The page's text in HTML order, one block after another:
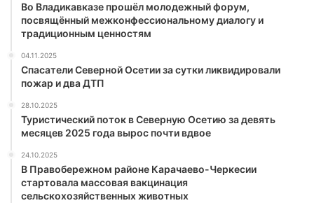
Во Владикавказе прошёл молодежный форум,
посвящённый межконфессиональному диалогу и
традиционным ценностям
04.11.2025
Спасатели Северной Осетии за сутки ликвидировали
пожар и два ДТП
28.10.2025
Туристический поток в Северную Осетию за девять
месяцев 2025 года вырос почти вдвое
24.10.2025
В Правобережном районе Карачаево-Черкесии
стартовала массовая вакцинация
сельскохозяйственных животных